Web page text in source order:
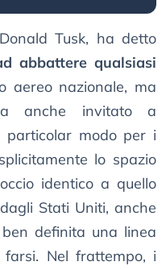
Tusk, ha detto
abbattere qualsiasi
aereo nazionale, ma
anche invitato a
particolar modo per i
lo spazio
identico a quello
Stati Uniti, anche
definita una linea
Nel frattempo, i